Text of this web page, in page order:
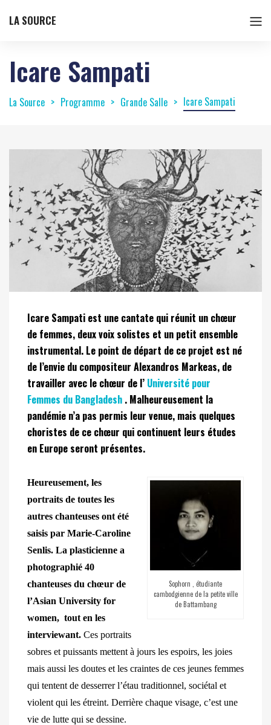
LA SOURCE
Icare Sampati
La Source Programme Grande Salle Icare Sampati
Icare Sampati est une cantate qui réunit un chœur
de femmes, deux voix solistes et un petit ensemble
instrumental. Le point de départ de ce projet est né
de l’envie du compositeur Alexandros Markeas, de
travailler avec le chœur de l’ Université pour
Femmes du Bangladesh . Malheureusement la
pandémie n’a pas permis leur venue, mais quelques
choristes de ce chœur qui continuent leurs études
en Europe seront présentes.
Sophorn , étudiante
cambodgienne de la petite ville
de Battambang
Heureusement, les
portraits de toutes les
autres chanteuses ont été
saisis par Marie-Caroline
Senlis. La plasticienne a
photographié 40
chanteuses du chœur de
l’Asian University for
women, tout en les
interviewant. Ces portraits
sobres et puissants mettent à jours les espoirs, les joies
mais aussi les doutes et les craintes de ces jeunes femmes
qui tentent de desserrer l’étau traditionnel, sociétal et
violent qui les étreint. Derrière chaque visage, c’est une
vie de lutte qui se dessine.